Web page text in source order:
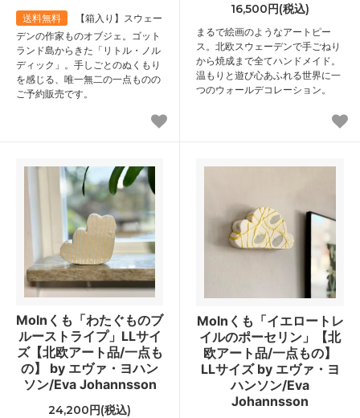
送料無料
【箱入り】スウェー
デンの作家ものオブジェ。ゴット
ランド島からきた「リトル・ノル
ディック」。手しごとのぬくもり
を感じる、唯一無二の一点ものの
ご予約販売です。
16,500円(税込)
まるで絵画のようなアートピー
ス。北欧スウェーデンで手ごねり
から焼成まで全てハンドメイド。
温もりと遊び心あふれる世界に一
つのウォールデコレーション。
Molnくも「わたぐものブ
ルーストライプ」LLサイ
ズ【北欧アート品/一点も
の】 by エヴァ・ヨハン
ソン/Eva Johannsson
24,200円(税込)
Molnくも「イエロートレ
イルのポーセリン」【北
欧アート品/一点もの】
LLサイズ by エヴァ・ヨ
ハンソン/Eva
Johannsson